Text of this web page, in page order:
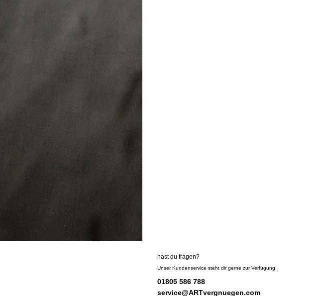
hast du fragen?
Unser Kundenservice steht dir gerne zur Verfügung!
01805 586 788
service@ARTvergnuegen.com